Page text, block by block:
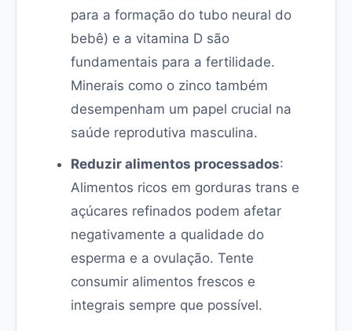
para a formação do tubo neural do
bebê) e a vitamina D são
fundamentais para a fertilidade.
Minerais como o zinco também
desempenham um papel crucial na
saúde reprodutiva masculina.
Reduzir alimentos processados:
Alimentos ricos em gorduras trans e
açúcares refinados podem afetar
negativamente a qualidade do
esperma e a ovulação. Tente
consumir alimentos frescos e
integrais sempre que possível.